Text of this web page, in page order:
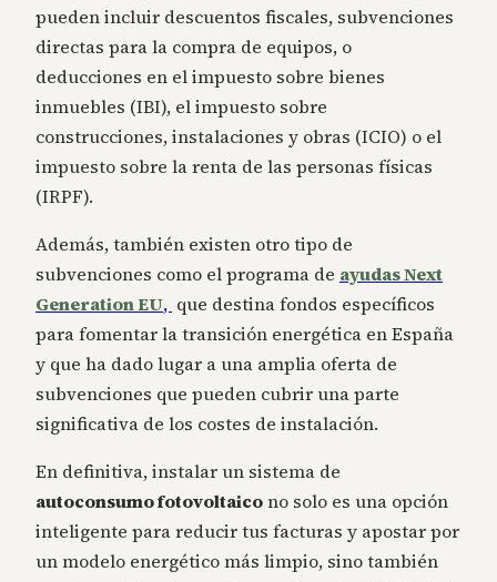
pueden incluir descuentos fiscales, subvenciones
directas para la compra de equipos, o
deducciones en el impuesto sobre bienes
inmuebles (IBI), el impuesto sobre
construcciones, instalaciones y obras (ICIO) o el
impuesto sobre la renta de las personas físicas
(IRPF).
Además, también existen otro tipo de
subvenciones como el programa de ayudas Next
Generation EU, que destina fondos específicos
para fomentar la transición energética en España
y que ha dado lugar a una amplia oferta de
subvenciones que pueden cubrir una parte
significativa de los costes de instalación.
En definitiva, instalar un sistema de
autoconsumo fotovoltaicono solo es una opción
inteligente para reducir tus facturas y apostar por
un modelo energético más limpio, sino también